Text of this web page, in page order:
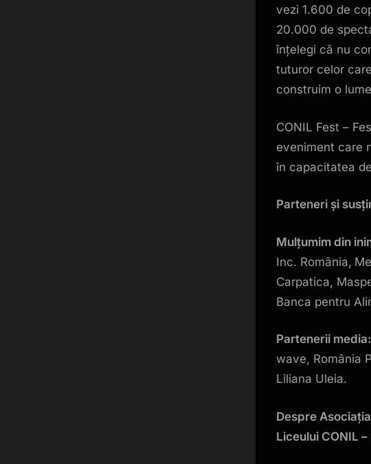
vezi 1.600 de
20.000 de
înțelegi că nu
tuturor celor
construim o
CONIL Fest –
eveniment care
în capacitatea
Parteneri și
Mulțumim din
Inc. România,
Carpatica,
Banca pentru
Partenerii media:
wave, România
Liliana Uleia.
Despre
Liceului CONIL